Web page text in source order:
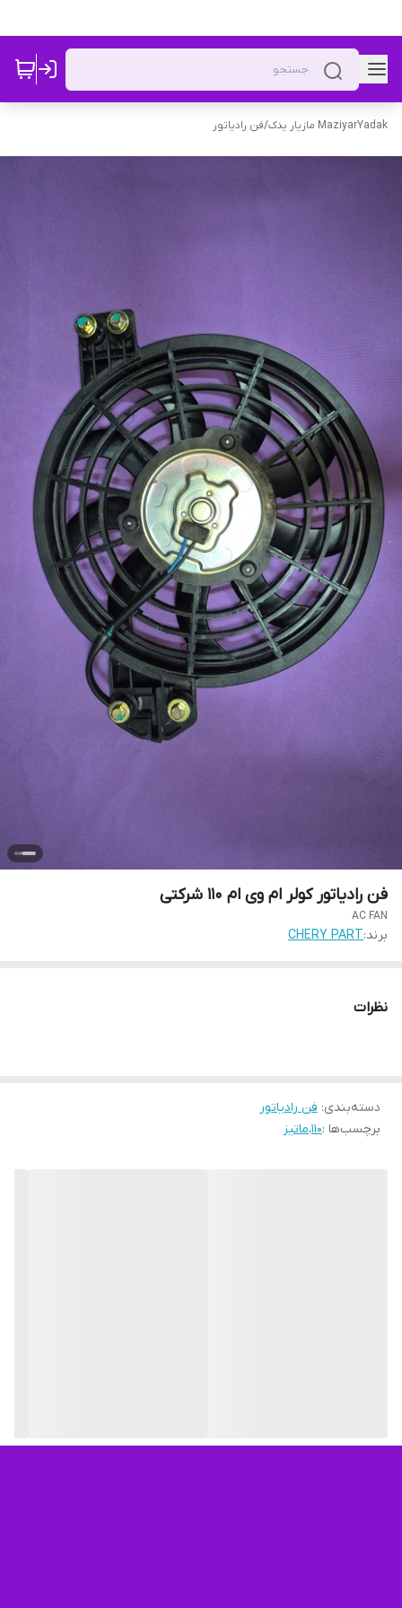
MaziyarYadak مازیار یدک /فن رادیاتور
فن رادیاتور کولر ام وی ام 110 شرکتی
AC FAN
برند:CHERY PART
نظرات
دسته‌بندی: فن رادیاتور
برچسب‌ها :110،ماتیز